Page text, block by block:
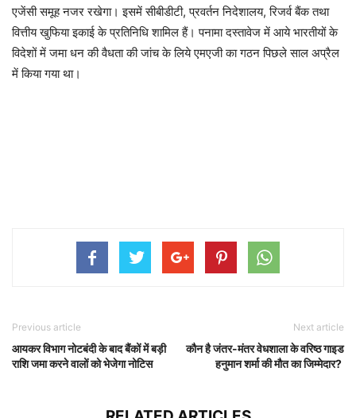
एजेंसी समूह नजर रखेगा। इसमें सीबीडीटी, प्रवर्तन निदेशालय, रिजर्व बैंक तथा
वित्तीय खुफिया इकाई के प्रतिनिधि शामिल हैं। पनामा दस्तावेज में आये भारतीयों के
विदेशों में जमा धन की वैधता की जांच के लिये एमएजी का गठन पिछले साल अप्रैल
में किया गया था।
Previous article
आयकर विभाग नोटबंदी के बाद बैंकों में बड़ी
राशि जमा करने वालों को भेजेगा नोटिस
Next article
कौन है जंतर-मंतर वेधशाला के वरिष्ठ गाइड
हनुमान शर्मा की मौत का जिम्मेदार?